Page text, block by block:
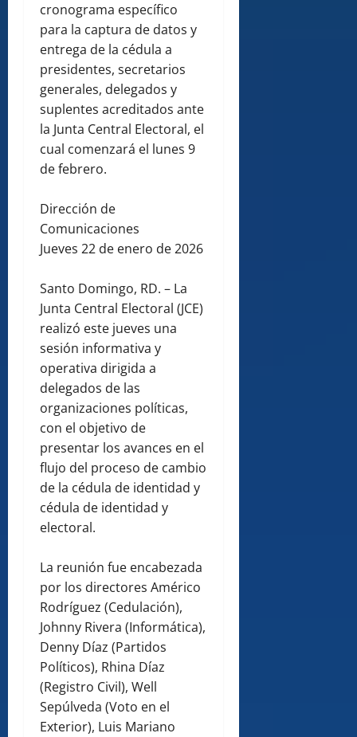
cronograma específico
para la captura de datos y
entrega de la cédula a
presidentes, secretarios
generales, delegados y
suplentes acreditados ante
la Junta Central Electoral, el
cual comenzará el lunes 9
de febrero.
Dirección de
Comunicaciones
Jueves 22 de enero de 2026
Santo Domingo, RD. – La
Junta Central Electoral (JCE)
realizó este jueves una
sesión informativa y
operativa dirigida a
delegados de las
organizaciones políticas,
con el objetivo de
presentar los avances en el
flujo del proceso de cambio
de la cédula de identidad y
cédula de identidad y
electoral.
La reunión fue encabezada
por los directores Américo
Rodríguez (Cedulación),
Johnny Rivera (Informática),
Denny Díaz (Partidos
Políticos), Rhina Díaz
(Registro Civil), Well
Sepúlveda (Voto en el
Exterior), Luis Mariano